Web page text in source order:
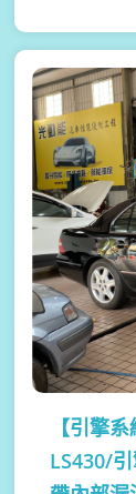
【引擎系
LS430/